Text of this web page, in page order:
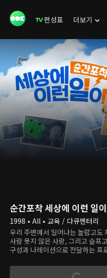
편성표 더보기
순간포착 세상에 이런 일이
1998 • All • 교육 / 다큐멘터리
우리 주변에서 일어나는 놀랍고도
사람 못지 않은 사랑, 그리고 슬프
구성과 나레이션으로 전달하는 프